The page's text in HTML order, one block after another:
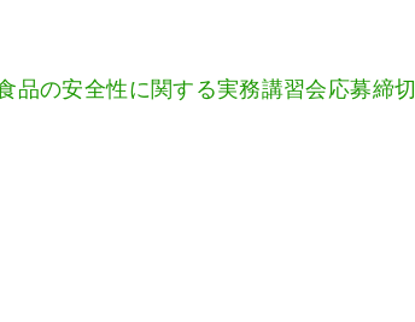
品の安全性に関する実務講習会応募締切